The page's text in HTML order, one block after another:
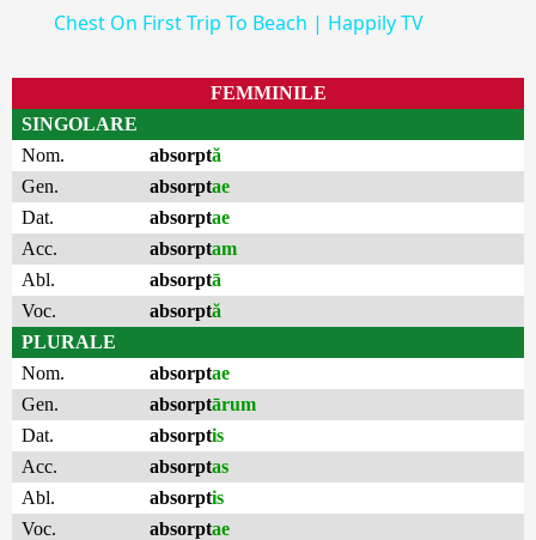
Chest On First Trip To Beach | Happily TV
FEMMINILE
SINGOLARE
Nom.
absorptă
Gen.
absorptae
Dat.
absorptae
Acc.
absorptam
Abl.
absorptā
Voc.
absorptă
PLURALE
Nom.
absorptae
Gen.
absorptārum
Dat.
absorptis
Acc.
absorptas
Abl.
absorptis
Voc.
absorptae